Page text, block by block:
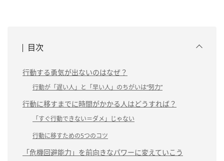
目次
行動する勇気が出ないのはなぜ？
行動が「遅い人」と「早い人」のちがいは“努力”
行動に移すまでに時間がかかる人はどうすれば？
「すぐ行動できない＝ダメ」じゃない
行動に移すための5つのコツ
「危機回避能力」を前向きなパワーに変えていこう